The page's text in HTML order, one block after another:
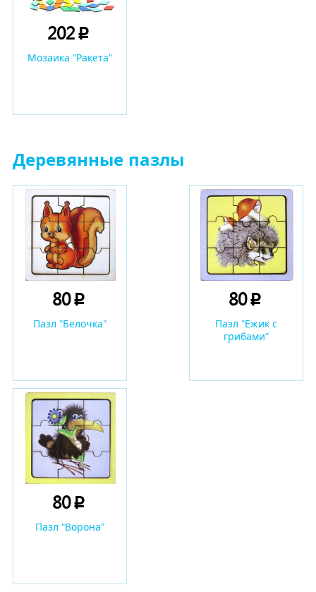
202p
Мозаика "Ракета"
Деревянные пазлы
80p
Пазл "Белочка"
80p
Пазл "Ежик с
грибами"
80p
Пазл "Ворона"